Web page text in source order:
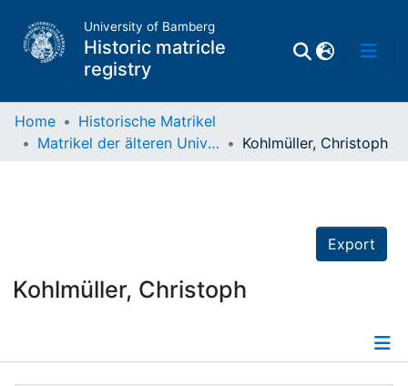
University of Bamberg
Historic matricle
registry
Home
Historische Matrikel
Matrikel der älteren Universität
Kohlmüller, Christoph
Export
Kohlmüller, Christoph
Details